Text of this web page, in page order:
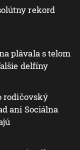
rekord
plávala s telom
delfíny
rodičovský
ani Sociálna